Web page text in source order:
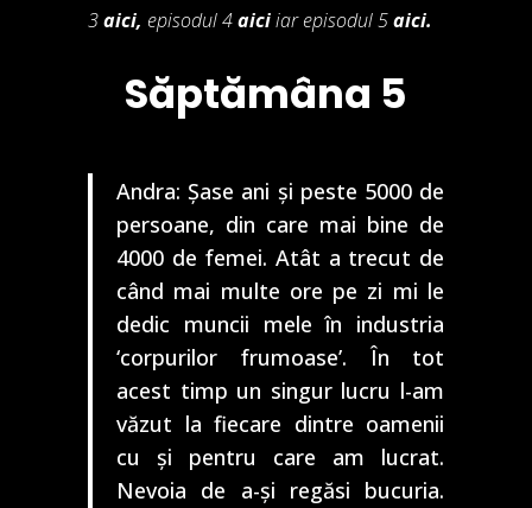
3aici, episodul 4aiciiar episodul 5aici.
Săptămâna 5
Andra: Șase ani și peste 5000 de
persoane, din care mai bine de
4000 de femei. Atât a trecut de
când mai multe ore pe zi mi le
dedic muncii mele în industria
‘corpurilor frumoase’. În tot
acest timp un singur lucru l-am
văzut la fiecare dintre oamenii
cu și pentru care am lucrat.
Nevoia de a-și regăsi bucuria.